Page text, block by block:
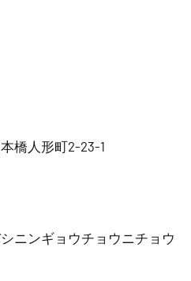
橋人形町2-23-1
ニンギョウチョウニチョウ